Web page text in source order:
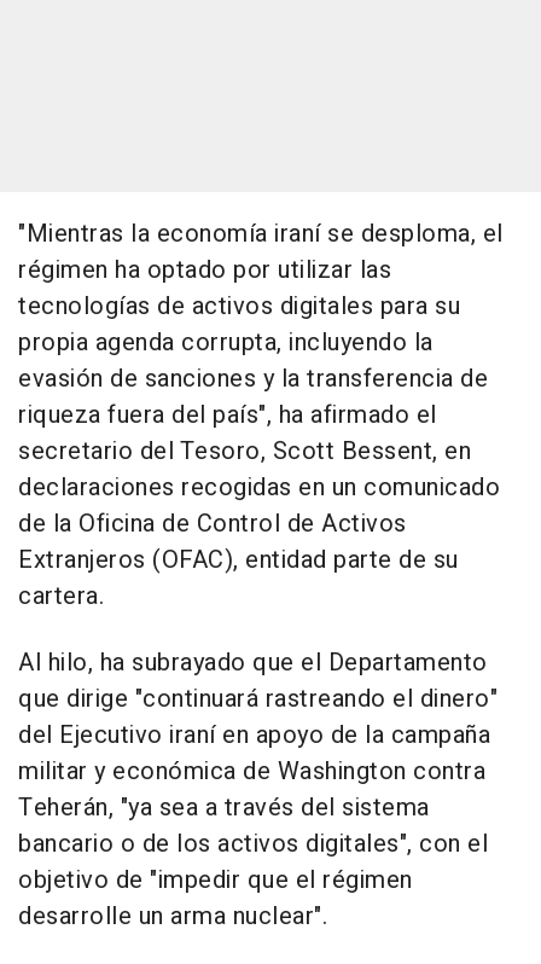
"Mientras la economía iraní se desploma, el
régimen ha optado por utilizar las
tecnologías de activos digitales para su
propia agenda corrupta, incluyendo la
evasión de sanciones y la transferencia de
riqueza fuera del país", ha afirmado el
secretario del Tesoro, Scott Bessent, en
declaraciones recogidas en un comunicado
de la Oficina de Control de Activos
Extranjeros (OFAC), entidad parte de su
cartera.
Al hilo, ha subrayado que el Departamento
que dirige "continuará rastreando el dinero"
del Ejecutivo iraní en apoyo de la campaña
militar y económica de Washington contra
Teherán, "ya sea a través del sistema
bancario o de los activos digitales", con el
objetivo de "impedir que el régimen
desarrolle un arma nuclear".